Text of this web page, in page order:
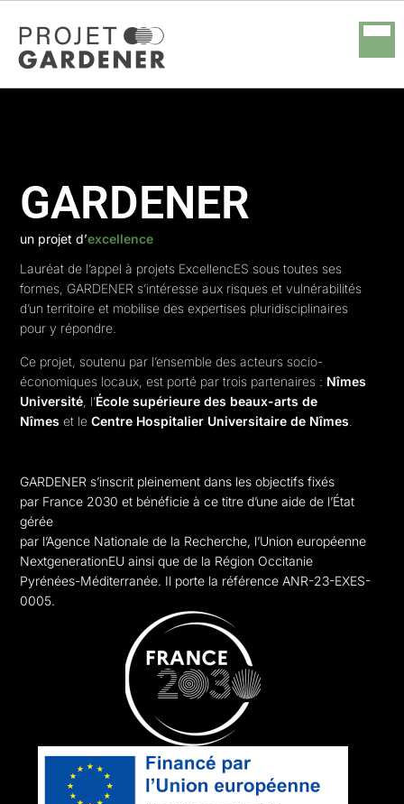
GARDENER
un projet d’excellence
Lauréat de l’appel à projets ExcellencES sous toutes ses
formes, GARDENER s’intéresse aux risques et vulnérabilités
d’un territoire et mobilise des expertises pluridisciplinaires
pour y répondre.
Ce projet, soutenu par l’ensemble des acteurs socio-
économiques locaux, est porté par trois partenaires : Nîmes
Université, l’École supérieure des beaux-arts de
Nîmes et le Centre Hospitalier Universitaire de Nîmes
GARDENER s’inscrit pleinement dans les objectifs fixés
par France 2030 et bénéficie à ce titre d’une aide de l’État
gérée
par l’Agence Nationale de la Recherche, l’Union européenne
NextgenerationEU ainsi que de la Région Occitanie
Pyrénées-Méditerranée. Il porte la référence ANR-23-EXES-
0005.